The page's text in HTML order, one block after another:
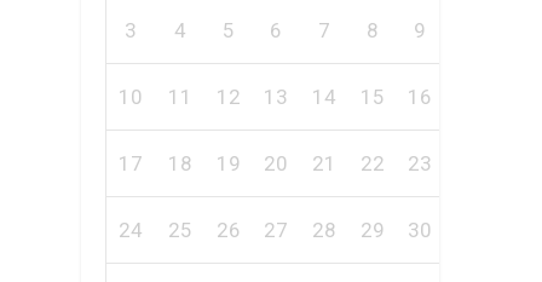
3 4 5 6 7 8 9
10 11 12 13 14 15 16
17 18 19 20 21 22 23
24 25 26 27 28 29 30